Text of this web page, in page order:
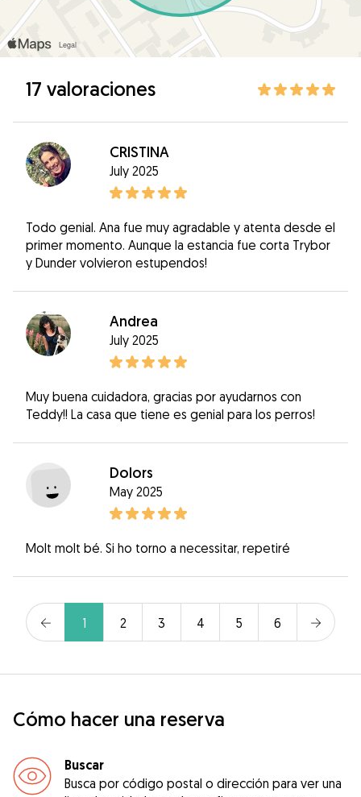
17 valoraciones
CRISTINA
July 2025
Todo genial. Ana fue muy agradable y atenta desde el
primer momento. Aunque la estancia fue corta Trybor
y Dunder volvieron estupendos!
Andrea
July 2025
Muy buena cuidadora, gracias por ayudarnos con
Teddy!! La casa que tiene es genial para los perros!
Dolors
May 2025
Molt molt bé. Si ho torno a necessitar, repetiré
1 2 3 4 5 6
Cómo hacer una reserva
Buscar
Busca por código postal o dirección para ver una